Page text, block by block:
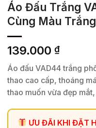
Áo Đấu Trắng
Cùng Màu
139.000 ₫
Áo đấu VAD44 trắng
thao cao cấp, thoáng
thao muốn vừa đẹp
ƯU ĐÃI KHI ĐẶT